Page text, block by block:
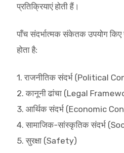
प्रतिक्रियाएं होती हैं।
पाँच संदर्भात्मक संकेतक उपयोग किए
होता है:
1. राजनीतिक संदर्भ (Political
2. कानूनी ढांचा (Legal
3. आर्थिक संदर्भ (Economic
4. सामाजिक-सांस्कृतिक संदर्भ
5. सुरक्षा (Safety)